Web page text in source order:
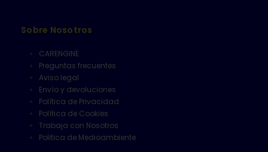
Sobre Nosotros
CARENGINE
Preguntas frecuentes
Aviso legal
Envío y devoluciones
Política de Privacidad
Política de Cookies
Trabaja con Nosotros
Politica de Medioambiente